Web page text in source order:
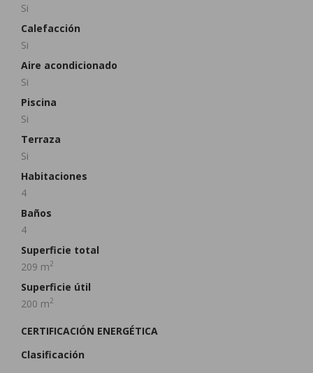
Si
Calefacción
Si
Aire acondicionado
Si
Piscina
Si
Terraza
Si
Habitaciones
4
Baños
4
Superficie total
209 m2
Superficie útil
200 m2
CERTIFICACIÓN ENERGÉTICA
Clasificación